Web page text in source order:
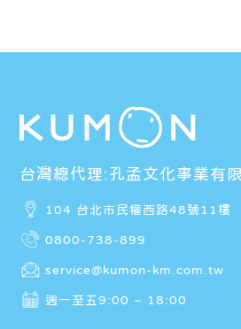
台灣總代理:孔孟文化事業有
104 台北市民權西路48號11樓
0800-738-899
service@kumon-km.com.tw
週一至五9:00 ~ 18:00